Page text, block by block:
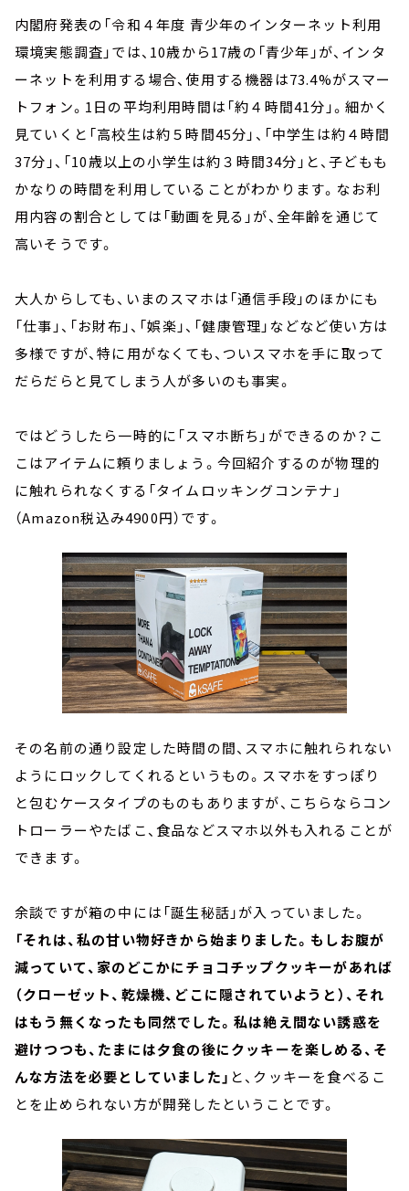
内閣府発表の「令和４年度 ⻘少年のインターネット利⽤
環境実態調査」では、10歳から17歳の「⻘少年」が、インタ
ーネットを利⽤する場合、使用する機器は73.4%がスマー
トフォン。1日の平均利⽤時間は「約４時間41分」。細かく
見ていくと「⾼校⽣は約５時間45分」、「中学⽣は約４時間
37分」、「10歳以上の⼩学⽣は約３時間34分」と、子どもも
かなりの時間を利用していることがわかります。なお利
⽤内容の割合としては「動画を⾒る」が、全年齢を通じて
⾼いそうです。
大人からしても、いまのスマホは「通信手段」のほかにも
「仕事」、「お財布」、「娯楽」、「健康管理」などなど使い方は
多様ですが、特に用がなくても、ついスマホを手に取って
だらだらと見てしまう人が多いのも事実。
ではどうしたら一時的に「スマホ断ち」ができるのか？こ
こはアイテムに頼りましょう。今回紹介するのが物理的
に触れられなくする「タイムロッキングコンテナ」
（Amazon税込み4900円）です。
その名前の通り設定した時間の間、スマホに触れられない
ようにロックしてくれるというもの。スマホをすっぽり
と包むケースタイプのものもありますが、こちらならコン
トローラーやたばこ、食品などスマホ以外も入れることが
できます。
余談ですが箱の中には「誕生秘話」が入っていました。
「それは、私の甘い物好きから始まりました。もしお腹が
減っていて、家のどこかにチョコチップクッキーがあれば
（クローゼット、乾燥機、どこに隠されていようと）、それ
はもう無くなったも同然でした。私は絶え間ない誘惑を
避けつつも、たまには夕食の後にクッキーを楽しめる、そ
んな方法を必要としていました」 と、クッキーを食べるこ
とを止められない方が開発したということです。